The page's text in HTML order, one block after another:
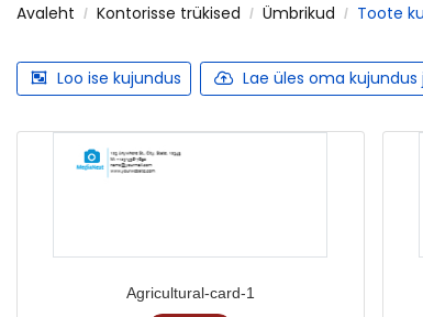
Avaleht Kontorisse trükised Ümbrikud Toote
Loo ise kujundus Lae üles oma
Agricultural-card-1